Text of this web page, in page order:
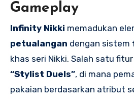
Gameplay
Infinity Nikki memadukan
petualangan dengan sistem
khas seri Nikki. Salah satu
“Stylist Duels”, di mana
pakaian berdasarkan atribut